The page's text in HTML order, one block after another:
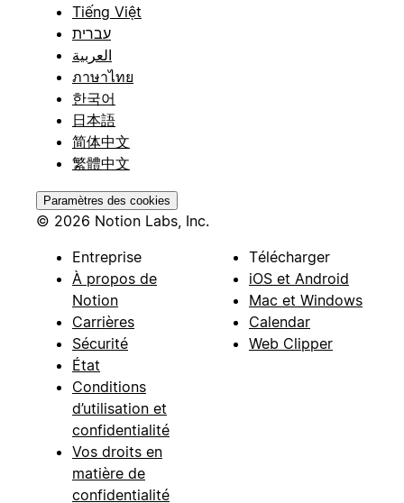
Tiếng Việt
עברית
العربية
ภาษาไทย
한국어
日本語
简体中文
繁體中文
Paramètres des cookies
© 2026 Notion Labs, Inc.
Entreprise
À propos de
Notion
Carrières
Sécurité
État
Conditions
d’utilisation et
confidentialité
Vos droits en
matière de
confidentialité
Télécharger
iOS et Android
Mac et Windows
Calendar
Web Clipper